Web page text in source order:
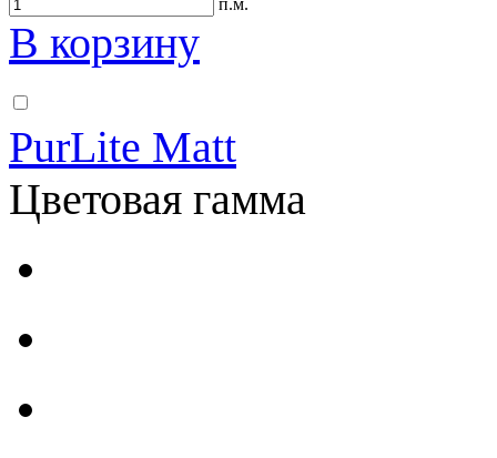
В корзину
PurLite Matt
Цветовая гамма